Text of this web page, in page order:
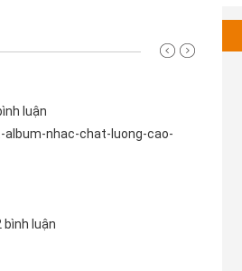
luận
nhac-chat-luong-cao-
bình luận